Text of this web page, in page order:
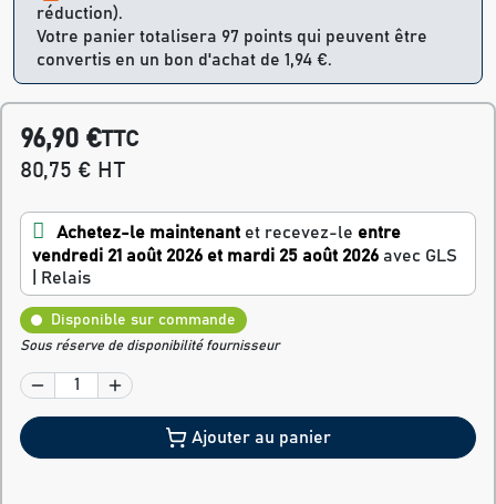
réduction).
Votre panier totalisera 97 points qui peuvent être
convertis en un bon d'achat de 1,94 €.
96,90 €TTC
80,75 € HT
Achetez-le maintenant et recevez-le entre
vendredi 21 août 2026 et mardi 25 août 2026 avec GLS
| Relais
Disponible sur commande
Sous réserve de disponibilité fournisseur
Ajouter au panier